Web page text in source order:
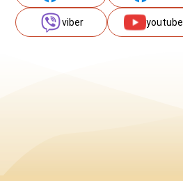
viber youtube